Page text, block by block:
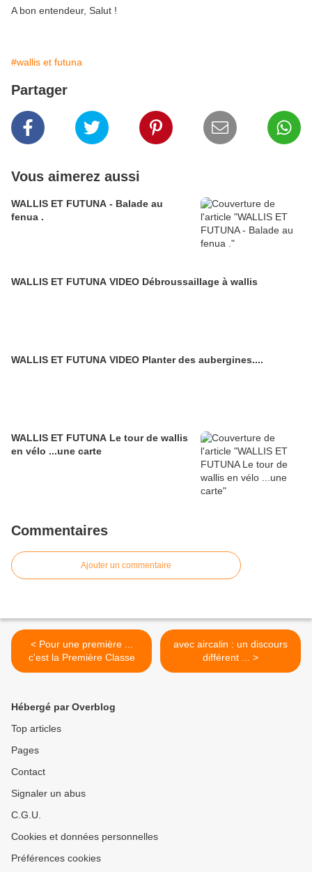
A bon entendeur, Salut !
#wallis et futuna
Partager
Vous aimerez aussi
WALLIS ET FUTUNA - Balade au
fenua .
WALLIS ET FUTUNA VIDEO Débroussaillage à wallis
WALLIS ET FUTUNA VIDEO Planter des aubergines....
WALLIS ET FUTUNA Le tour de wallis
en vélo ...une carte
Commentaires
Ajouter un commentaire
< Pour une première ...
c'est la Première Classe
avec aircalin : un discours
différent ... >
Hébergé par Overblog
Top articles
Pages
Contact
Signaler un abus
C.G.U.
Cookies et données personnelles
Préférences cookies